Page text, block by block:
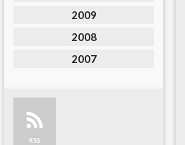
2009
2008
2007
RSS